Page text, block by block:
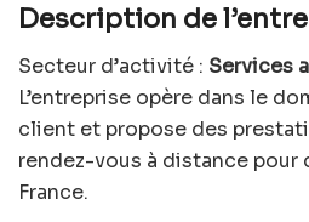
Description de
Secteur d’activité : Services
L’entreprise opère dans le
client et propose des
rendez-vous à distance pour
France.